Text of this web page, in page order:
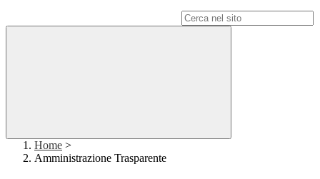
Home >
Amministrazione Trasparente